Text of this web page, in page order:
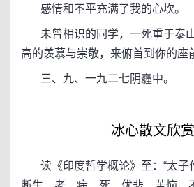
感情和不平充满了我的心坎。
未曾相识的同学，一死重于泰
高的羡慕与崇敬，来俯首到你的座
三、九、一九二七阴霾中。
冰心散文欣
读《印度哲学概论》至：“太子